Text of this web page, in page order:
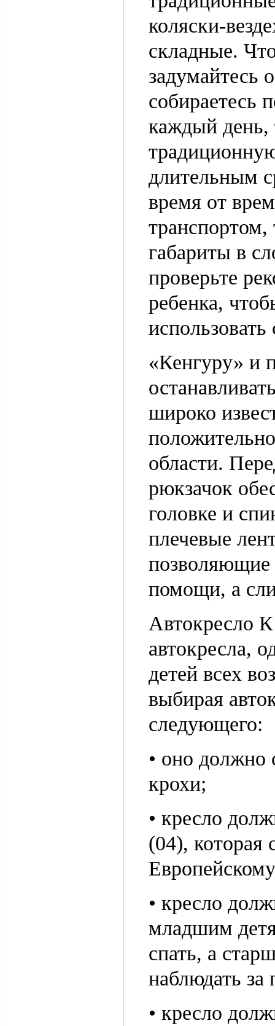
коляски-
складные.
задумайтесь
собираетесь
каждый день,
длительным
время от
транспортом,
габариты в
проверьте
ребенка,
«Кенгуру» и
широко
области.
рюкзачок
головке и
плечевые
позволяющие
помощи, а
Автокресло
автокресла,
детей всех
выбирая
следующего:
• оно должно
крохи;
• кресло
(04), которая
• кресло
младшим
спать, а
наблюдать
• кресло